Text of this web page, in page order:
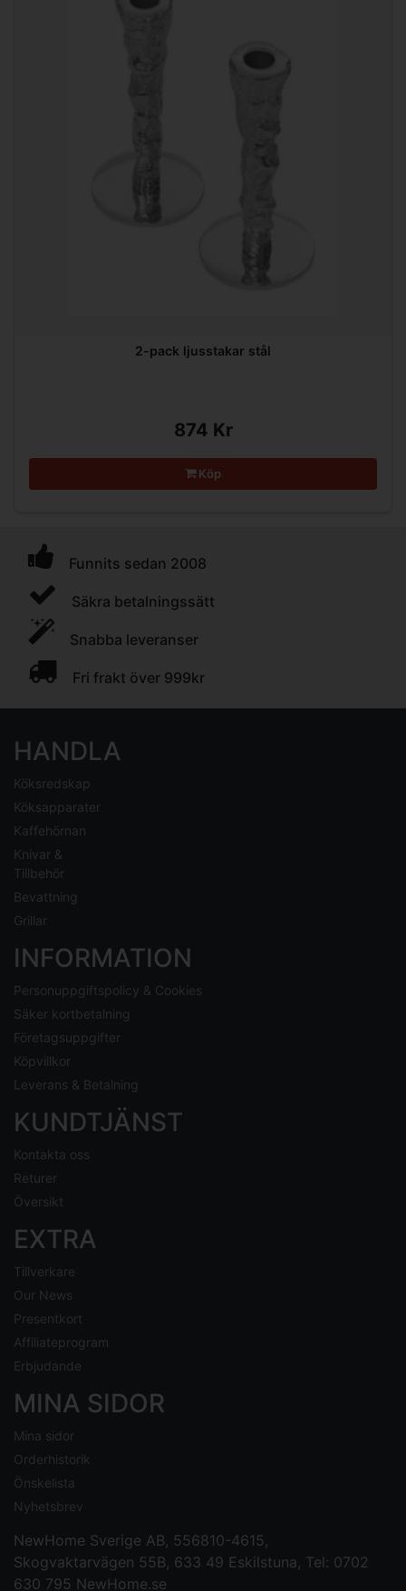
2-pack ljusstakar stål
874 Kr
Köp
Funnits sedan 2008
Säkra betalningssätt
Snabba leveranser
Fri frakt över 999kr
HANDLA
Köksredskap
Köksapparater
Kaffehörnan
Knivar &
Tillbehör
Bevattning
Grillar
INFORMATION
Personuppgiftspolicy & Cookies
Säker kortbetalning
Företagsuppgifter
Köpvillkor
Leverans & Betalning
KUNDTJÄNST
Kontakta oss
Returer
Översikt
EXTRA
Tillverkare
Our News
Presentkort
Affiliateprogram
Erbjudande
MINA SIDOR
Mina sidor
Orderhistorik
Önskelista
Nyhetsbrev
NewHome Sverige AB, 556810-4615,
Skogvaktarvägen 55B, 633 49 Eskilstuna, Tel: 0702
630 795 NewHome.se